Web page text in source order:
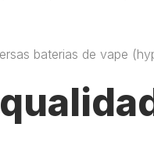
baterias de vape​